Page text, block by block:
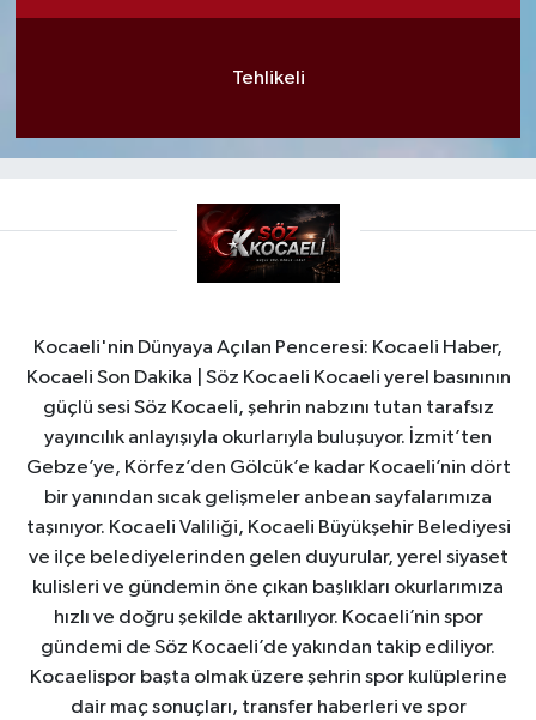
Tehlikeli
Kocaeli'nin Dünyaya Açılan Penceresi: Kocaeli Haber,
Kocaeli Son Dakika | Söz Kocaeli Kocaeli yerel basınının
güçlü sesi Söz Kocaeli, şehrin nabzını tutan tarafsız
yayıncılık anlayışıyla okurlarıyla buluşuyor. İzmit’ten
Gebze’ye, Körfez’den Gölcük’e kadar Kocaeli’nin dört
bir yanından sıcak gelişmeler anbean sayfalarımıza
taşınıyor. Kocaeli Valiliği, Kocaeli Büyükşehir Belediyesi
ve ilçe belediyelerinden gelen duyurular, yerel siyaset
kulisleri ve gündemin öne çıkan başlıkları okurlarımıza
hızlı ve doğru şekilde aktarılıyor. Kocaeli’nin spor
gündemi de Söz Kocaeli’de yakından takip ediliyor.
Kocaelispor başta olmak üzere şehrin spor kulüplerine
dair maç sonuçları, transfer haberleri ve spor